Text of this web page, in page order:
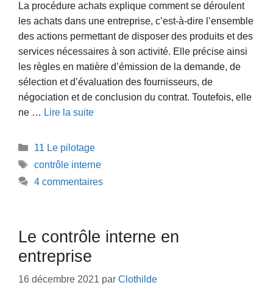
La procédure achats explique comment se déroulent
les achats dans une entreprise, c’est-à-dire l’ensemble
des actions permettant de disposer des produits et des
services nécessaires à son activité. Elle précise ainsi
les règles en matière d’émission de la demande, de
sélection et d’évaluation des fournisseurs, de
négociation et de conclusion du contrat. Toutefois, elle
ne … Lire la suite
Catégories
11 Le pilotage
Étiquettes
contrôle interne
4 commentaires
Le contrôle interne en
entreprise
16 décembre 2021 par Clothilde